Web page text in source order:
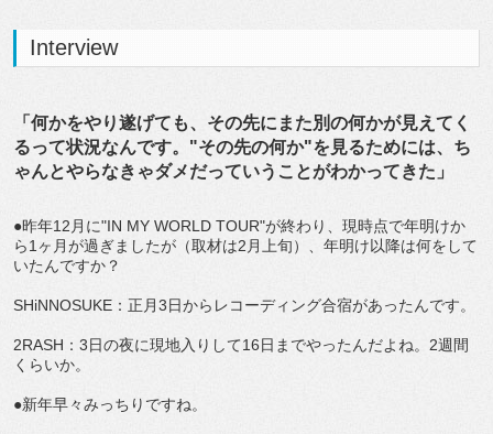
Interview
「何かをやり遂げても、その先にまた別の何かが見えてく
るって状況なんです。"その先の何か"を見るためには、ち
ゃんとやらなきゃダメだっていうことがわかってきた」
●昨年12月に"IN MY WORLD TOUR"が終わり、現時点で年明けか
ら1ヶ月が過ぎましたが（取材は2月上旬）、年明け以降は何をして
いたんですか？
SHiNNOSUKE：正月3日からレコーディング合宿があったんです。
2RASH：3日の夜に現地入りして16日までやったんだよね。2週間
くらいか。
●新年早々みっちりですね。